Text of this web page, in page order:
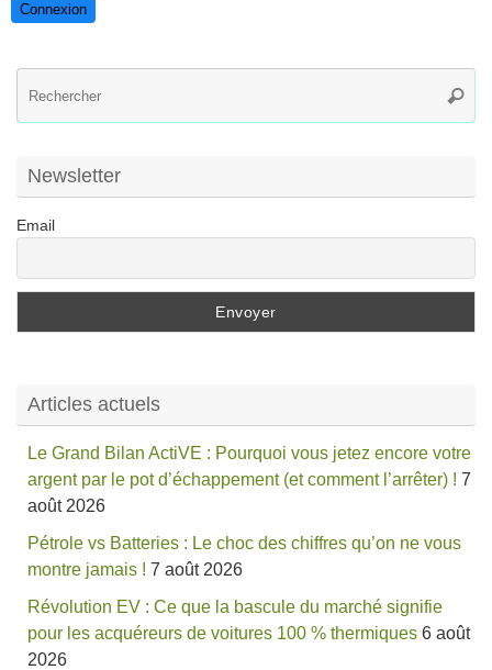
Connexion
Newsletter
Email
Articles actuels
Le Grand Bilan ActiVE : Pourquoi vous jetez encore votre
argent par le pot d’échappement (et comment l’arrêter) ! 7
août 2026
Pétrole vs Batteries : Le choc des chiffres qu’on ne vous
montre jamais ! 7 août 2026
Révolution EV : Ce que la bascule du marché signifie
pour les acquéreurs de voitures 100 % thermiques 6 août
2026